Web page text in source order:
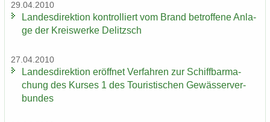
29.04.2010
Lan­des­di­rek­ti­on kon­trol­liert vom Brand be­trof­fe­ne An­la­
ge der Kreis­wer­ke De­litzsch
27.04.2010
Lan­des­di­rek­ti­on er­öff­net Ver­fah­ren zur Schiff­bar­ma­
chung des Kur­ses 1 des Tou­ris­ti­schen Ge­wäs­ser­ver­
bun­des